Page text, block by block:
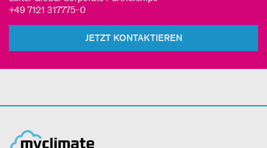
+49 7121 317775-0
JETZT KONTAKTIEREN